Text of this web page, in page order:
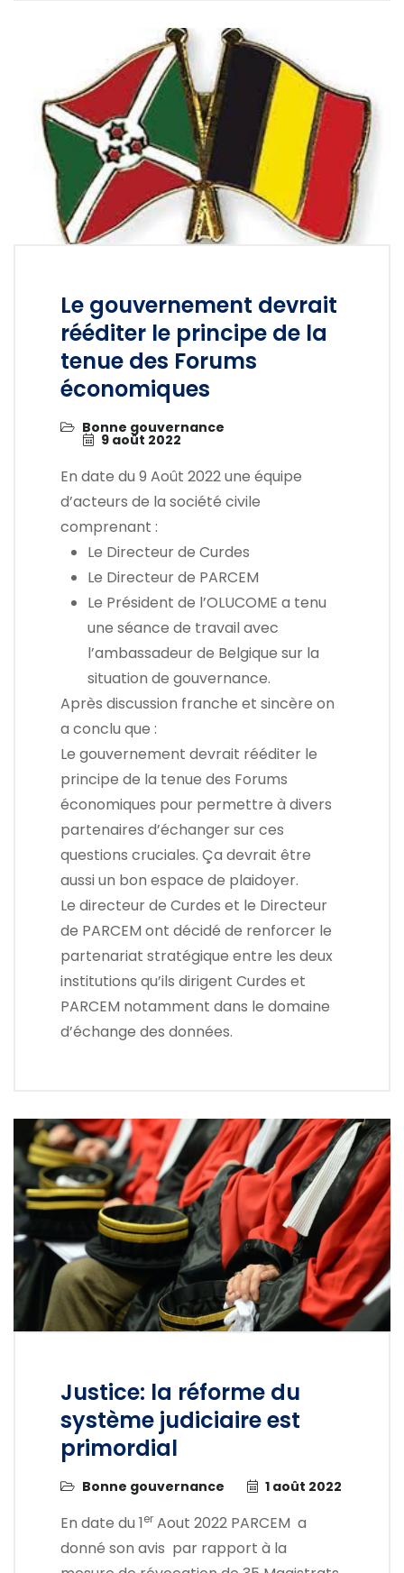
Le gouvernement devrait
rééditer le principe de la
tenue des Forums
économiques
Bonne gouvernance
9 août 2022
En date du 9 Août 2022 une équipe
d’acteurs de la société civile
comprenant :
Le Directeur de Curdes
Le Directeur de PARCEM
Le Président de l’OLUCOME a tenu
une séance de travail avec
l’ambassadeur de Belgique sur la
situation de gouvernance.
Après discussion franche et sincère on
a conclu que :
Le gouvernement devrait rééditer le
principe de la tenue des Forums
économiques pour permettre à divers
partenaires d’échanger sur ces
questions cruciales. Ça devrait être
aussi un bon espace de plaidoyer.
Le directeur de Curdes et le Directeur
de PARCEM ont décidé de renforcer le
partenariat stratégique entre les deux
institutions qu’ils dirigent Curdes et
PARCEM notamment dans le domaine
d’échange des données.
Justice: la réforme du
système judiciaire est
primordial
Bonne gouvernance 1 août 2022
En date du 1er Aout 2022 PARCEM a
donné son avis par rapport à la